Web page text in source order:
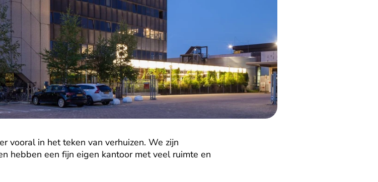
vooral in het teken van verhuizen. We zijn
hebben een fijn eigen kantoor met veel ruimte en